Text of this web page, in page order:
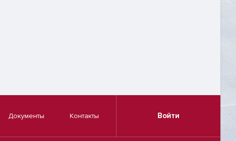
Документы Контакты Войти